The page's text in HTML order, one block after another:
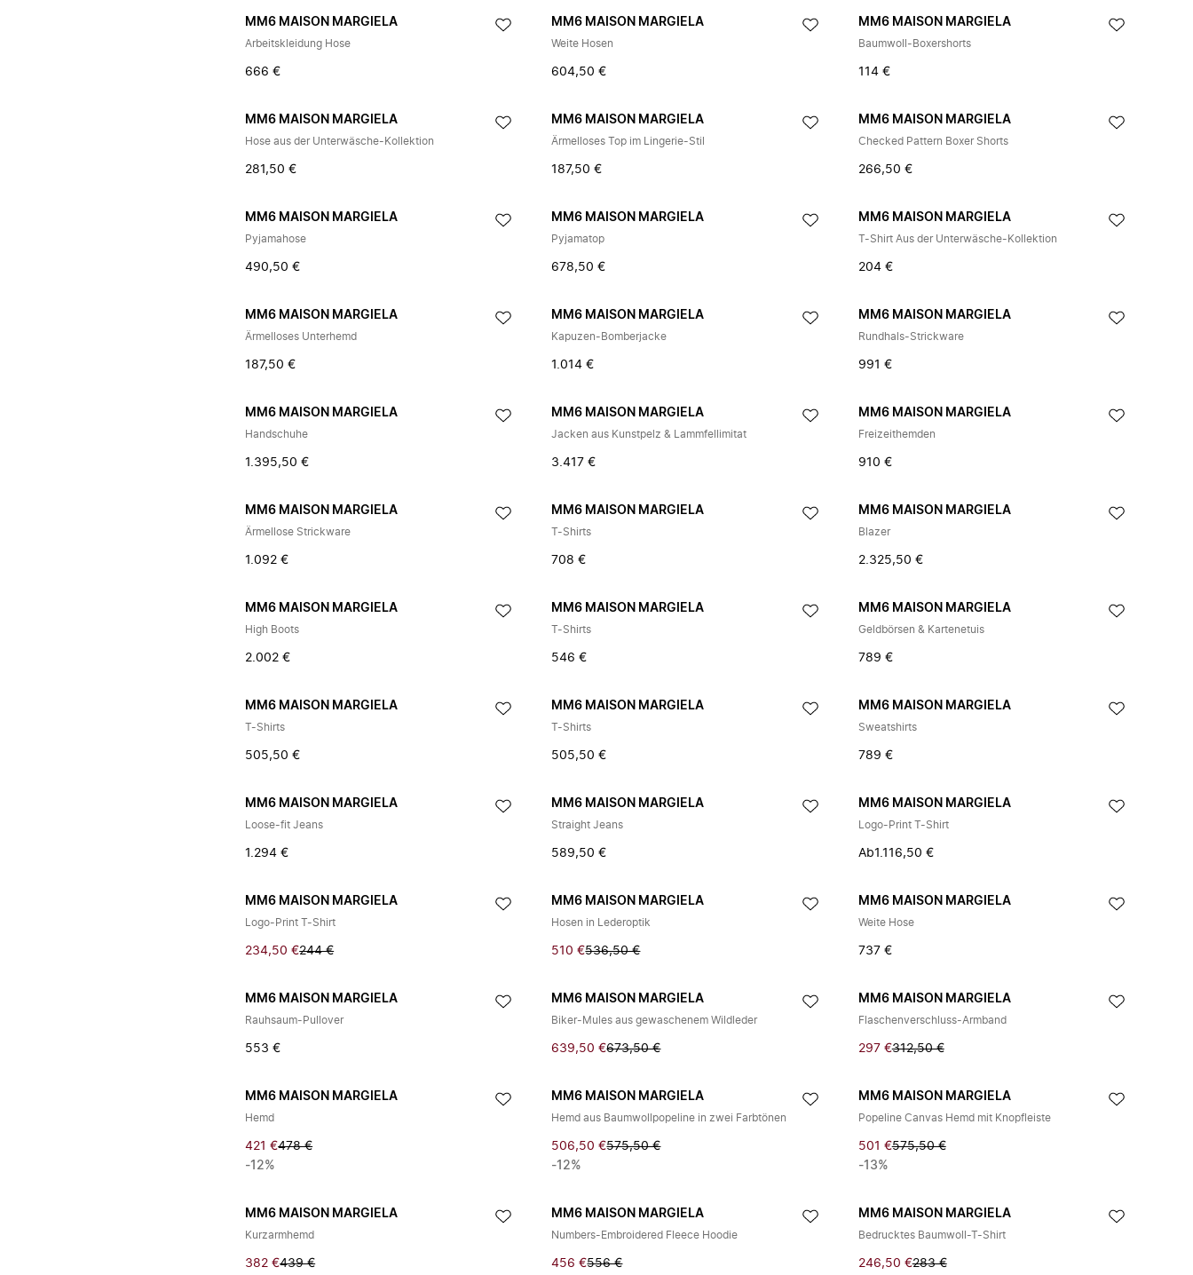
MM6 MAISON MARGIELA
Arbeitskleidung Hose
666 €
MM6 MAISON MARGIELA
Weite Hosen
604,50 €
MM6 MAISON MARGIELA
Baumwoll-Boxershorts
114 €
MM6 MAISON MARGIELA
Hose aus der Unterwäsche-Kollektion
281,50 €
MM6 MAISON MARGIELA
Ärmelloses Top im Lingerie-Stil
187,50 €
MM6 MAISON MARGIELA
Checked Pattern Boxer Shorts
266,50 €
MM6 MAISON MARGIELA
Pyjamahose
490,50 €
MM6 MAISON MARGIELA
Pyjamatop
678,50 €
MM6 MAISON MARGIELA
T-Shirt Aus der Unterwäsche-Kollektion
204 €
MM6 MAISON MARGIELA
Ärmelloses Unterhemd
187,50 €
MM6 MAISON MARGIELA
Kapuzen-Bomberjacke
1.014 €
MM6 MAISON MARGIELA
Rundhals-Strickware
991 €
MM6 MAISON MARGIELA
Handschuhe
1.395,50 €
MM6 MAISON MARGIELA
Jacken aus Kunstpelz & Lammfellimitat
3.417 €
MM6 MAISON MARGIELA
Freizeithemden
910 €
MM6 MAISON MARGIELA
Ärmellose Strickware
1.092 €
MM6 MAISON MARGIELA
T-Shirts
708 €
MM6 MAISON MARGIELA
Blazer
2.325,50 €
MM6 MAISON MARGIELA
High Boots
2.002 €
MM6 MAISON MARGIELA
T-Shirts
546 €
MM6 MAISON MARGIELA
Geldbörsen & Kartenetuis
789 €
MM6 MAISON MARGIELA
T-Shirts
505,50 €
MM6 MAISON MARGIELA
T-Shirts
505,50 €
MM6 MAISON MARGIELA
Sweatshirts
789 €
MM6 MAISON MARGIELA
Loose-fit Jeans
1.294 €
MM6 MAISON MARGIELA
Straight Jeans
589,50 €
MM6 MAISON MARGIELA
Logo-Print T-Shirt
Ab1.116,50 €
MM6 MAISON MARGIELA
Logo-Print T-Shirt
234,50 €244 €
MM6 MAISON MARGIELA
Hosen in Lederoptik
510 €536,50 €
MM6 MAISON MARGIELA
Weite Hose
737 €
MM6 MAISON MARGIELA
Rauhsaum-Pullover
553 €
MM6 MAISON MARGIELA
Biker-Mules aus gewaschenem Wildleder
639,50 €673,50 €
MM6 MAISON MARGIELA
Flaschenverschluss-Armband
297 €312,50 €
MM6 MAISON MARGIELA
Hemd
421 €478 €
-12%
MM6 MAISON MARGIELA
Hemd aus Baumwollpopeline in zwei Farbtönen
506,50 €575,50 €
-12%
MM6 MAISON MARGIELA
Popeline Canvas Hemd mit Knopfleiste
501 €575,50 €
-13%
MM6 MAISON MARGIELA
Kurzarmhemd
382 €439 €
MM6 MAISON MARGIELA
Numbers-Embroidered Fleece Hoodie
456 €556 €
MM6 MAISON MARGIELA
Bedrucktes Baumwoll-T-Shirt
246,50 €283 €